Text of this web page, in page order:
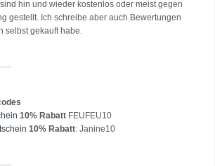
hin und wieder kostenlos oder meist gegen
gestellt. Ich schreibe aber auch Bewertungen
selbst gekauft habe.
10% Rabatt FEUFEU10
10% Rabatt: Janine10